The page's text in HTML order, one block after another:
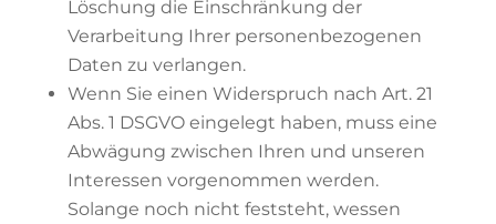
Löschung die Einschränkung der
Verarbeitung Ihrer personenbezogenen
Daten zu verlangen.
Wenn Sie einen Widerspruch nach Art. 21
Abs. 1 DSGVO eingelegt haben, muss eine
Abwägung zwischen Ihren und unseren
Interessen vorgenommen werden.
Solange noch nicht feststeht, wessen